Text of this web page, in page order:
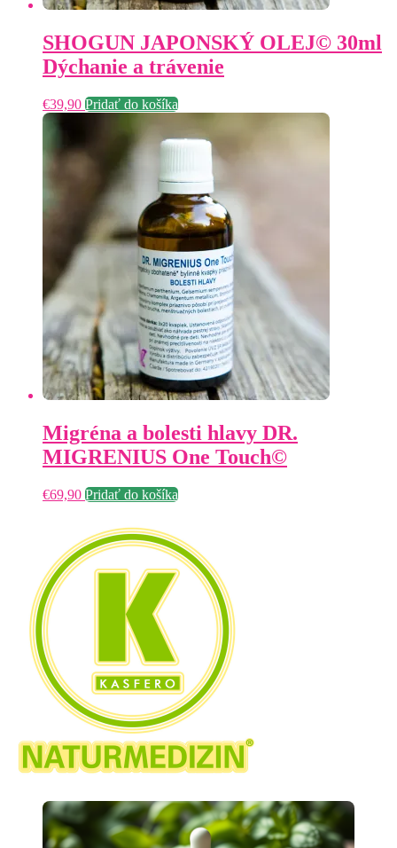
SHOGUN JAPONSKÝ OLEJ© 30ml
Dýchanie a trávenie
€39,90 Pridať do košíka
Migréna a bolesti hlavy DR.
MIGRENIUS One Touch©
€69,90 Pridať do košíka